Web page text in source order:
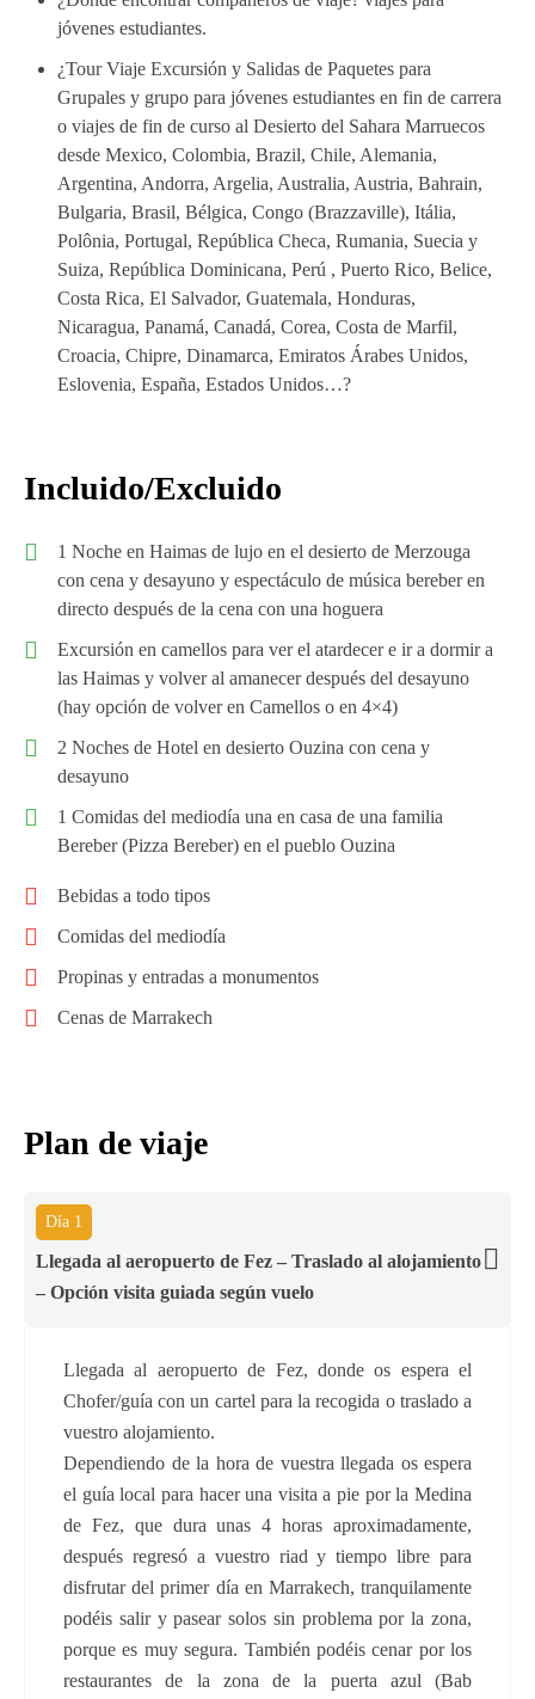
jóvenes estudiantes.
¿Tour Viaje Excursión y Salidas de Paquetes para
Grupales y grupo para jóvenes estudiantes en fin de carrera
o viajes de fin de curso al Desierto del Sahara Marruecos
desde Mexico, Colombia, Brazil, Chile, Alemania,
Argentina, Andorra, Argelia, Australia, Austria, Bahrain,
Bulgaria, Brasil, Bélgica, Congo (Brazzaville), Itália,
Polônia, Portugal, República Checa, Rumania, Suecia y
Suiza, República Dominicana, Perú , Puerto Rico, Belice,
Costa Rica, El Salvador, Guatemala, Honduras,
Nicaragua, Panamá, Canadá, Corea, Costa de Marfil,
Croacia, Chipre, Dinamarca, Emiratos Árabes Unidos,
Eslovenia, España, Estados Unidos…?
Incluido/Excluido
1 Noche en Haimas de lujo en el desierto de Merzouga
con cena y desayuno y espectáculo de música bereber en
directo después de la cena con una hoguera
Excursión en camellos para ver el atardecer e ir a dormir a
las Haimas y volver al amanecer después del desayuno
(hay opción de volver en Camellos o en 4×4)
2 Noches de Hotel en desierto Ouzina con cena y
desayuno
1 Comidas del mediodía una en casa de una familia
Bereber (Pizza Bereber) en el pueblo Ouzina
Bebidas a todo tipos
Comidas del mediodía
Propinas y entradas a monumentos
Cenas de Marrakech
Plan de viaje
Día 1
Llegada al aeropuerto de Fez – Traslado al alojamiento
– Opción visita guiada según vuelo
Llegada al aeropuerto de Fez, donde os espera el
Chofer/guía con un cartel para la recogida o traslado a
vuestro alojamiento.
Dependiendo de la hora de vuestra llegada os espera
el guía local para hacer una visita a pie por la Medina
de Fez, que dura unas 4 horas aproximadamente,
después regresó a vuestro riad y tiempo libre para
disfrutar del primer día en Marrakech, tranquilamente
podéis salir y pasear solos sin problema por la zona,
porque es muy segura. También podéis cenar por los
restaurantes de la zona de la puerta azul (Bab